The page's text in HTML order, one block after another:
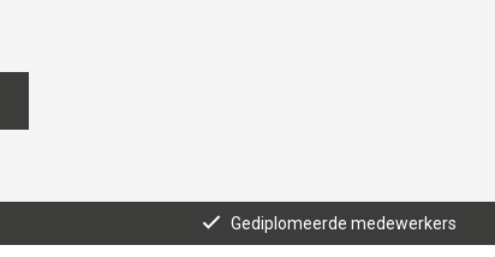
Gediplomeerde medewerkers